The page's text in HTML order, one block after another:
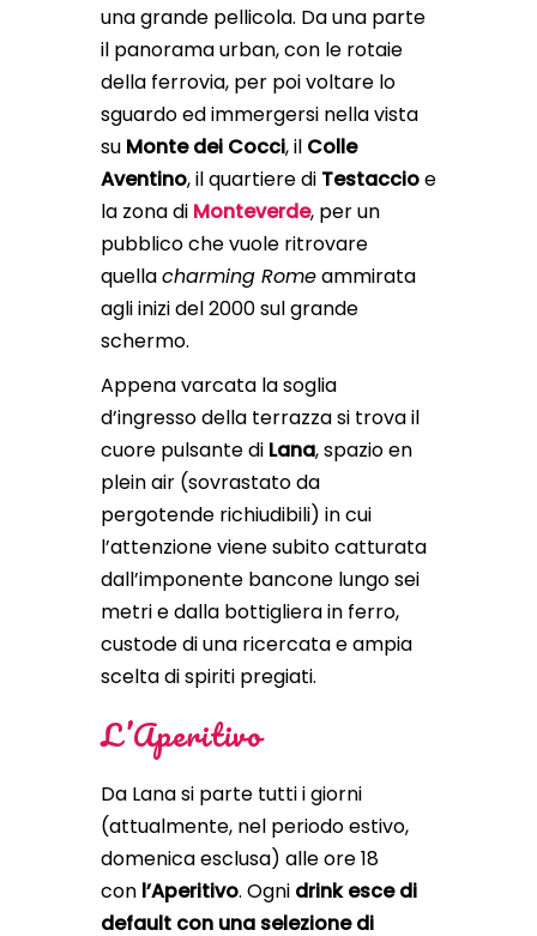
una grande pellicola. Da una parte
il panorama urban, con le rotaie
della ferrovia, per poi voltare lo
sguardo ed immergersi nella vista
su Monte dei Cocci, il Colle
Aventino, il quartiere di Testaccioe
la zona di Monteverde, per un
pubblico che vuole ritrovare
quellacharming Romeammirata
agli inizi del 2000 sul grande
schermo.
Appena varcata la soglia
d’ingresso della terrazza si trova il
cuore pulsante di Lana, spazio en
plein air (sovrastato da
pergotende richiudibili) in cui
l’attenzione viene subito catturata
dall’imponente bancone lungo sei
metri e dalla bottigliera in ferro,
custode di una ricercata e ampia
scelta di spiriti pregiati.
L’Aperitivo
Da Lana si parte tutti i giorni
(attualmente, nel periodo estivo,
domenica esclusa) alle ore 18
con l’Aperitivo. Ogni drink esce di
default con una selezione di